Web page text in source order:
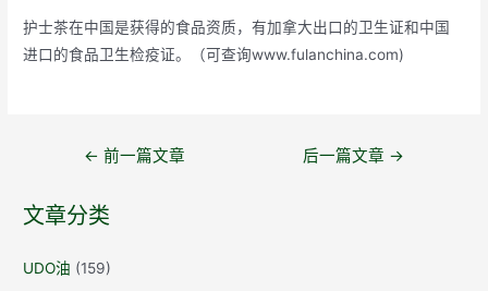
护士茶在中国是获得的食品资质，有加拿大出口的卫生证和中国
进口的食品卫生检疫证。（可查询www.fulanchina.com)
导
航
← 前一篇文章 后一篇文章 →
文章分类
UDO油 (159)